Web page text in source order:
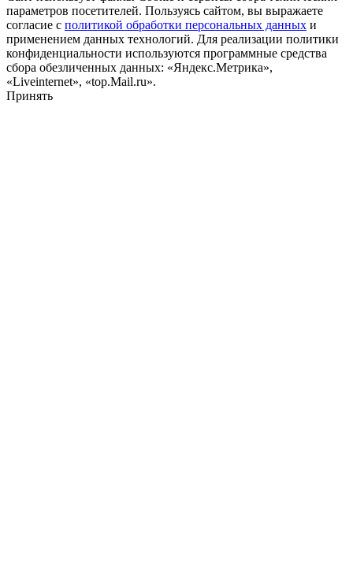
параметров посетителей. Пользуясь сайтом, вы выражаете
согласие с политикой обработки персональных данных и
применением данных технологий. Для реализации политики
конфиденциальности используются программные средства
сбора обезличенных данных: «Яндекс.Метрика»,
«Liveinternet», «top.Mail.ru».
Принять